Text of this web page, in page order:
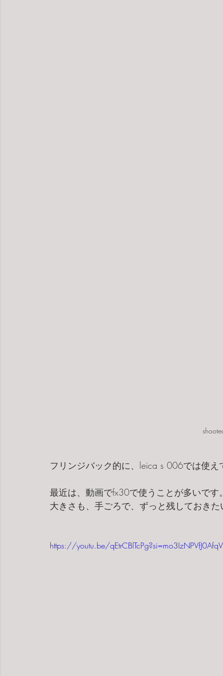
フリンジバック的に、leica s 006では使
最近は、動画でfx30で使うことが多いです
大きさも、手ごろで、ずっと残しておき
https://youtu.be/